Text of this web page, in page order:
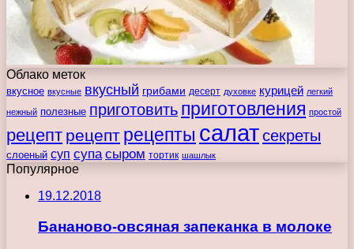
Облако меток
вкусное вкусные вкусный грибами десерт духовке курицей легкий
нежный полезные приготовить приготовления простой
рецепт рецепт рецепты салатсекреты
слоеный суп супа сыром тортик шашлык
Популярное
19.12.2018
Бананово-овсяная запеканка в молоке